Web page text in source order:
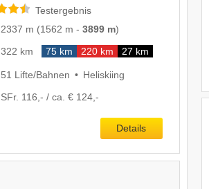
Testergebnis
2337 m (1562 m - 3899 m)
322 km
75 km 220 km 27 km
51 Lifte/Bahnen
Heliskiing
SFr. 116,- / ca. € 124,-
Details